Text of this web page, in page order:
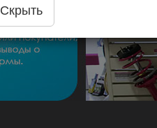
Скрыть